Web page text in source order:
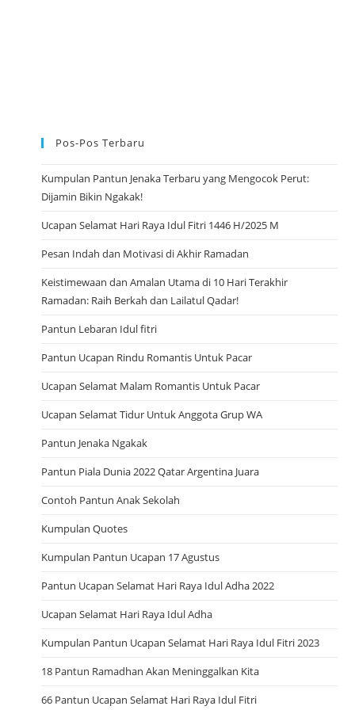
Pos-Pos Terbaru
Kumpulan Pantun Jenaka Terbaru yang Mengocok Perut:
Dijamin Bikin Ngakak!
Ucapan Selamat Hari Raya Idul Fitri 1446 H/2025 M
Pesan Indah dan Motivasi di Akhir Ramadan
Keistimewaan dan Amalan Utama di 10 Hari Terakhir
Ramadan: Raih Berkah dan Lailatul Qadar!
Pantun Lebaran Idul fitri
Pantun Ucapan Rindu Romantis Untuk Pacar
Ucapan Selamat Malam Romantis Untuk Pacar
Ucapan Selamat Tidur Untuk Anggota Grup WA
Pantun Jenaka Ngakak
Pantun Piala Dunia 2022 Qatar Argentina Juara
Contoh Pantun Anak Sekolah
Kumpulan Quotes
Kumpulan Pantun Ucapan 17 Agustus
Pantun Ucapan Selamat Hari Raya Idul Adha 2022
Ucapan Selamat Hari Raya Idul Adha
Kumpulan Pantun Ucapan Selamat Hari Raya Idul Fitri 2023
18 Pantun Ramadhan Akan Meninggalkan Kita
66 Pantun Ucapan Selamat Hari Raya Idul Fitri